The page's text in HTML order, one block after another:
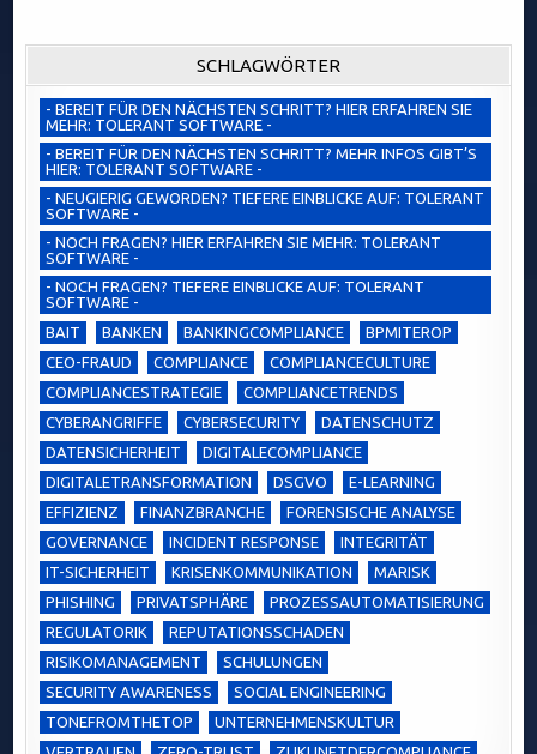
SCHLAGWÖRTER
- BEREIT FÜR DEN NÄCHSTEN SCHRITT? HIER ERFAHREN SIE
MEHR: TOLERANT SOFTWARE -
- BEREIT FÜR DEN NÄCHSTEN SCHRITT? MEHR INFOS GIBT’S
HIER: TOLERANT SOFTWARE -
- NEUGIERIG GEWORDEN? TIEFERE EINBLICKE AUF: TOLERANT
SOFTWARE -
- NOCH FRAGEN? HIER ERFAHREN SIE MEHR: TOLERANT
SOFTWARE -
- NOCH FRAGEN? TIEFERE EINBLICKE AUF: TOLERANT
SOFTWARE -
BAIT
BANKEN BANKINGCOMPLIANCE
BPMITEROP
CEO-FRAUD
COMPLIANCE
COMPLIANCECULTURE
COMPLIANCESTRATEGIE
COMPLIANCETRENDS
CYBERANGRIFFE
CYBERSECURITY
DATENSCHUTZ
DATENSICHERHEIT
DIGITALECOMPLIANCE
DIGITALETRANSFORMATION
DSGVO
E-LEARNING
EFFIZIENZ
FINANZBRANCHE
FORENSISCHE ANALYSE
GOVERNANCE
INCIDENT RESPONSE
INTEGRITÄT
IT-SICHERHEIT
KRISENKOMMUNIKATION
MARISK
PHISHING
PRIVATSPHÄRE
PROZESSAUTOMATISIERUNG
REGULATORIK
REPUTATIONSSCHADEN
RISIKOMANAGEMENT
SCHULUNGEN
SECURITY AWARENESS
SOCIAL ENGINEERING
TONEFROMTHETOP
UNTERNEHMENSKULTUR